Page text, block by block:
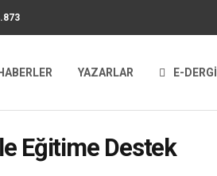
HABERLER YAZARLAR E-DERGİ
Eğitime Destek